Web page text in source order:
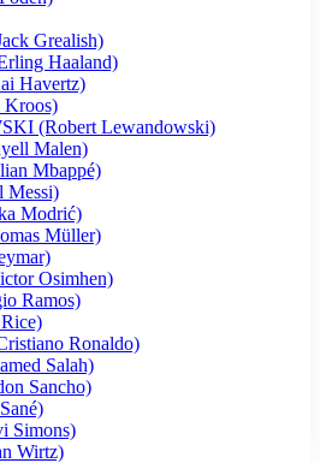
Grealish)
Haaland)
Havertz)
(Robert Lewandowski)
Malen)
Mbappé)
Messi)
Modrić)
Müller)
Osimhen)
Ramos)
Ronaldo)
Salah)
Sancho)
Simons)
Wirtz)